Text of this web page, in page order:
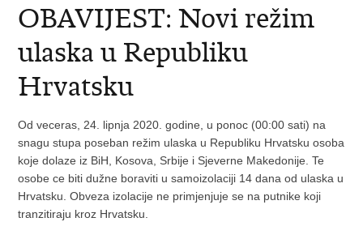
OBAVIJEST: Novi režim
ulaska u Republiku
Hrvatsku
Od veceras, 24. lipnja 2020. godine, u ponoc (00:00 sati) na
snagu stupa poseban režim ulaska u Republiku Hrvatsku osoba
koje dolaze iz BiH, Kosova, Srbije i Sjeverne Makedonije. Te
osobe ce biti dužne boraviti u samoizolaciji 14 dana od ulaska u
Hrvatsku. Obveza izolacije ne primjenjuje se na putnike koji
tranzitiraju kroz Hrvatsku.